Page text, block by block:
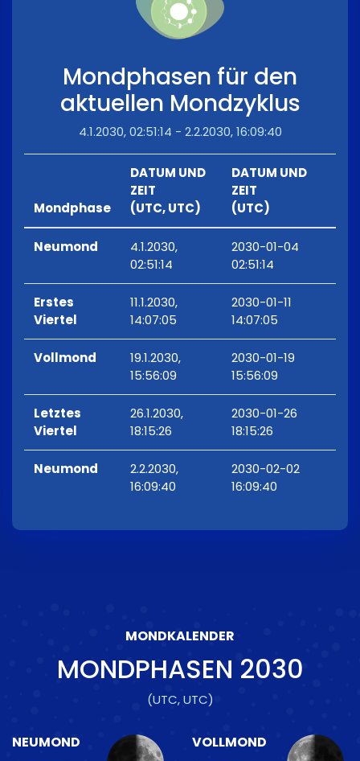
Mondphasen für den
aktuellen Mondzyklus
4.1.2030, 02:51:14 - 2.2.2030, 16:09:40
Mondphase
DATUM UND
ZEIT
(UTC, UTC)
DATUM UND
ZEIT
(UTC)
Neumond
4.1.2030,
02:51:14
2030-01-04
02:51:14
Erstes
Viertel
11.1.2030,
14:07:05
2030-01-11
14:07:05
Vollmond
19.1.2030,
15:56:09
2030-01-19
15:56:09
Letztes
Viertel
26.1.2030,
18:15:26
2030-01-26
18:15:26
Neumond
2.2.2030,
16:09:40
2030-02-02
16:09:40
MONDKALENDER
MONDPHASEN 2030
(UTC, UTC)
NEUMOND VOLLMOND